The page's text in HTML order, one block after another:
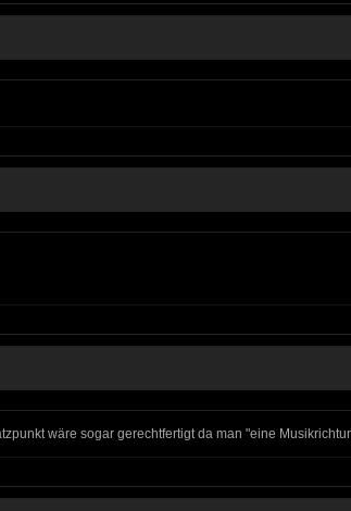
wäre sogar gerechtfertigt da man "eine